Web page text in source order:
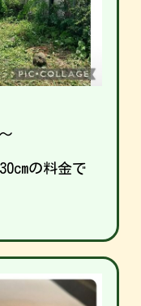
の料金で